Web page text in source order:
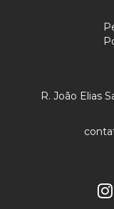
R. João Elias